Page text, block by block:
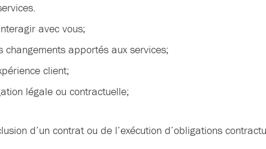
avec vous;
changements apportés aux services;
client;
légale ou contractuelle;
d’un contrat ou de l’exécution d’obligations